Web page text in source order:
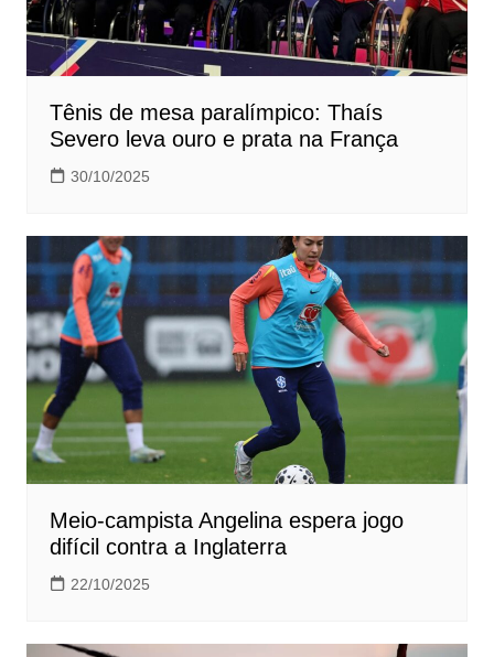
Tênis de mesa paralímpico: Thaís
Severo leva ouro e prata na França
30/10/2025
Meio-campista Angelina espera jogo
difícil contra a Inglaterra
22/10/2025